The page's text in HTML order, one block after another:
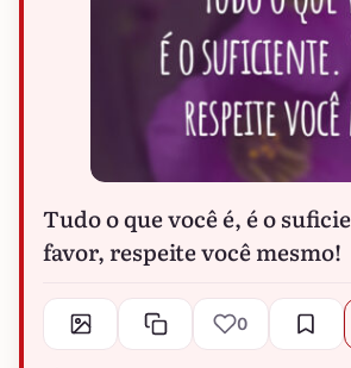
Tudo o que você é, é o
favor, respeite você mesmo!
0